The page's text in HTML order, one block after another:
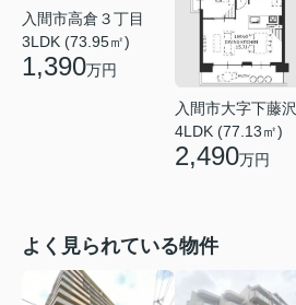
入間市高倉３丁目
3LDK (73.95㎡)
1,390万円
入間市大字下藤沢
4LDK (77.13㎡)
2,490万円
よく見られている物件